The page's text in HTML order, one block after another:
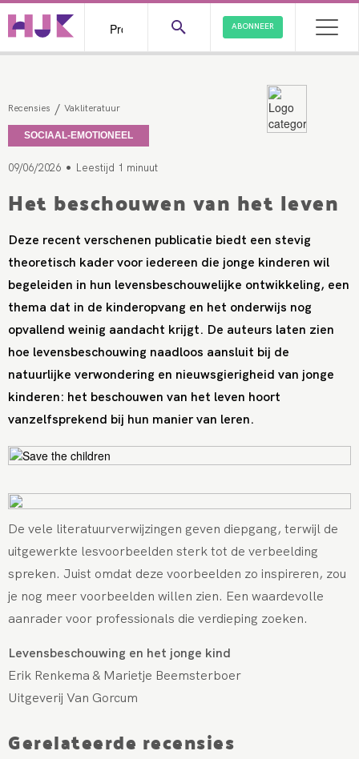
ABONNEER
Recensies / Vakliteratuur
SOCIAAL-EMOTIONEEL
09/06/2026 • Leestijd 1 minuut
Het beschouwen van het leven
Deze recent verschenen publicatie biedt een stevig
theoretisch kader voor iedereen die jonge kinderen wil
begeleiden in hun levensbeschouwelijke ontwikkeling, een
thema dat in de kinderopvang en het onderwijs nog
opvallend weinig aandacht krijgt. De auteurs laten zien
hoe levensbeschouwing naadloos aansluit bij de
natuurlijke verwondering en nieuwsgierigheid van jonge
kinderen: het beschouwen van het leven hoort
vanzelfsprekend bij hun manier van leren.
De vele literatuurverwijzingen geven diepgang, terwijl de
uitgewerkte lesvoorbeelden sterk tot de verbeelding
spreken. Juist omdat deze voorbeelden zo inspireren, zou
je nog meer voorbeelden willen zien. Een waardevolle
aanrader voor professionals die verdieping zoeken.
Levensbeschouwing en het jonge kind
Erik Renkema & Marietje Beemsterboer
Uitgeverij Van Gorcum
Gerelateerde recensies